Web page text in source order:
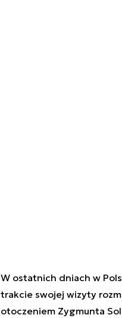
W ostatnich dniach w
trakcie swojej wizyty
otoczeniem Zygmunta